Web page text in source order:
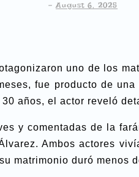
-August 6, 2025
uno de los
fue producto de
años, el actor reveló
y comentadas de la
Ambos actores
matrimonio duró menos